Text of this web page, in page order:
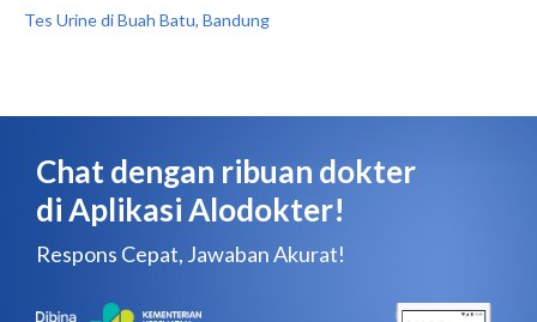
Tes Urine di Buah Batu, Bandung